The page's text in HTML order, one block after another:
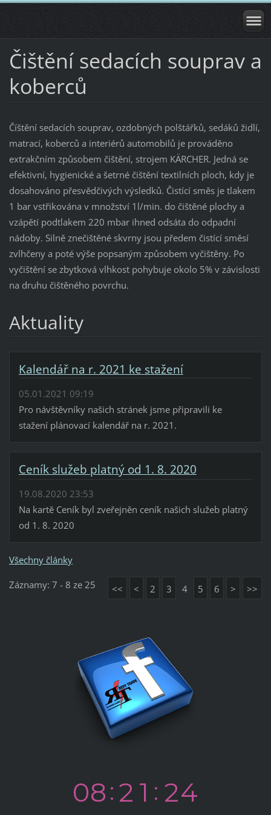
Čištění sedacích souprav a
koberců
Číštění sedacích souprav, ozdobných polštářků, sedáků židlí,
matrací, koberců a interiérů automobilů je prováděno
extrakčním způsobem čištění, strojem KÄRCHER. Jedná se
efektivní, hygienické a šetrné čištění textilních ploch, kdy je
dosahováno přesvědčivých výsledků. Čistící směs je tlakem
1 bar vstřikována v množství 1l/min. do čištěné plochy a
vzápětí podtlakem 220 mbar ihned odsáta do odpadní
nádoby. Silně znečištěné skvrny jsou předem čistící směsí
zvlhčeny a poté výše popsaným způsobem vyčištěny. Po
vyčištění se zbytková vlhkost pohybuje okolo 5% v závislosti
na druhu čištěného povrchu.
Aktuality
Kalendář na r. 2021 ke stažení
05.01.2021 09:19
Pro návštěvníky našich stránek jsme připravili ke
stažení plánovací kalendář na r. 2021.
Ceník služeb platný od 1. 8. 2020
19.08.2020 23:53
Na kartě Ceník byl zveřejněn ceník našich služeb platný
od 1. 8. 2020
Všechny články
Záznamy: 7 - 8 ze 25 << < 2 3 4 5 6 > >>